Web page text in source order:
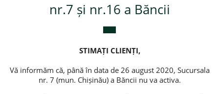
nr.7 și nr.16 a Băncii
STIMAȚI CLIENȚI,
Vă informăm că, până în data de 26 august 2020, Sucursala
nr. 7 (mun. Chișinău) a Băncii nu va activa.